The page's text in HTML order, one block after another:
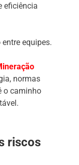
eficiência
equipes.
normas
o caminho
riscos